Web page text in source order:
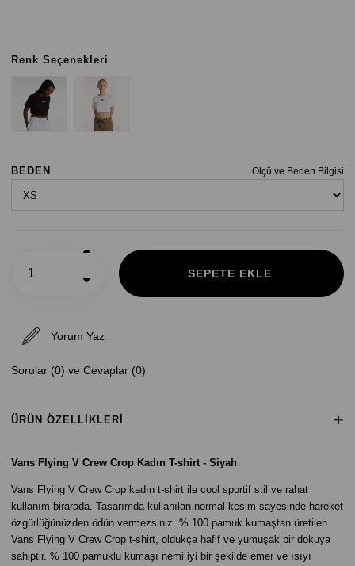
Renk Seçenekleri
Ölçü ve Beden Bilgisi
BEDEN
Yorum Yaz
Sorular (0) ve Cevaplar (0)
ÜRÜN ÖZELLIKLERI
Vans Flying V Crew Crop Kadın T-shirt - Siyah
Vans Flying V Crew Crop kadın t-shirt ile cool sportif stil ve rahat
kullanım birarada. Tasarımda kullanılan normal kesim sayesinde hareket
özgürlüğünüzden ödün vermezsiniz. % 100 pamuk kumaştan üretilen
Vans Flying V Crew Crop t-shirt, oldukça hafif ve yumuşak bir dokuya
sahiptir. % 100 pamuklu kumaşı nemi iyi bir şekilde emer ve ısıyı